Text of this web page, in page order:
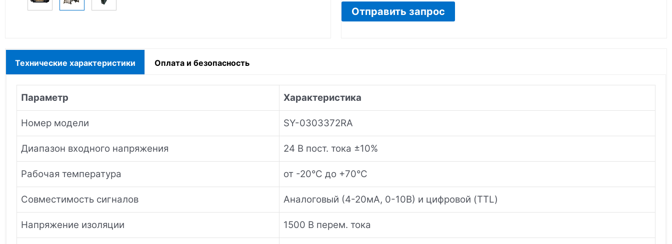
Отправить запрос
Технические характеристики Оплата и безопасность
Параметр Характеристика
Номер модели SY-0303372RA
Диапазон входного напряжения 24 В пост. тока ±10%
Рабочая температура от -20°C до +70°C
Совместимость сигналов Аналоговый (4-20мА, 0-10В) и цифровой (TTL)
Напряжение изоляции 1500 В перем. тока